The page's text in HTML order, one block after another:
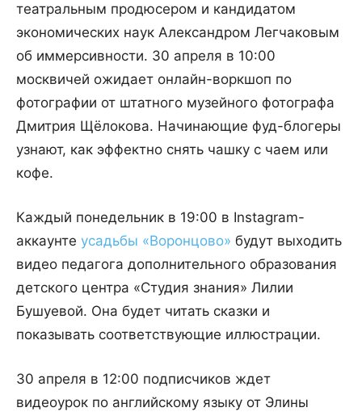
театральным продюсером и кандидатом
экономических наук Александром Легчаковым
об иммерсивности. 30 апреля в 10:00
москвичей ожидает онлайн-воркшоп по
фотографии от штатного музейного фотографа
Дмитрия Щёлокова. Начинающие фуд-блогеры
узнают, как эффектно снять чашку с чаем или
кофе.
Каждый понедельник в 19:00 в Instagram-
аккаунте усадьбы «Воронцово» будут выходить
видео педагога дополнительного образования
детского центра «Студия знания» Лилии
Бушуевой. Она будет читать сказки и
показывать соответствующие иллюстрации.
30 апреля в 12:00 подписчиков ждет
видеоурок по английскому языку от Элины